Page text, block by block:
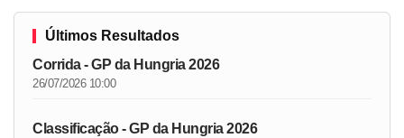
Últimos Resultados
Corrida - GP da Hungria 2026
26/07/2026 10:00
Classificação - GP da Hungria 2026